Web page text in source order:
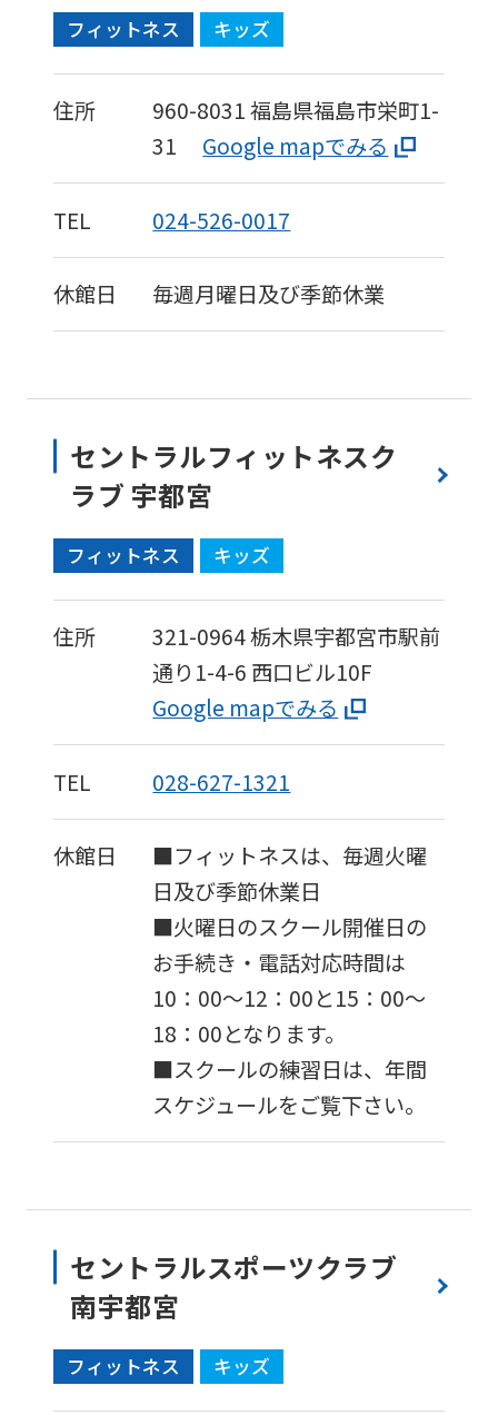
フィットネス キッズ
住所 960-8031福島県福島市栄町1-
31
Google mapでみる
TEL 024-526-0017
休館日 毎週月曜日及び季節休業
セントラルフィットネスク
ラブ 宇都宮
フィットネス キッズ
住所 321-0964栃木県宇都宮市駅前
通り1-4-6 西口ビル10F
Google mapでみる
TEL 028-627-1321
休館日
■フィットネスは、毎週火曜
日及び季節休業日
■火曜日のスクール開催日の
お手続き・電話対応時間は
10：00～12：00と15：00～
18：00となります。
■スクールの練習日は、年間
スケジュールをご覧下さい。
セントラルスポーツクラブ
南宇都宮
フィットネス キッズ
For
foreigners
Central
Sports
website
is
automatically
into